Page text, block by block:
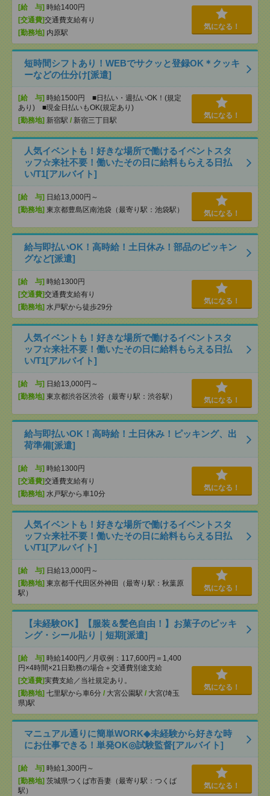
[給 与] 時給1400円
[交通費]交通費支給有り
[勤務地] 内原駅
気になる！
短時間シフトあり！WEBでサクッと登録OK＊クッキ
ーなどの仕分け[派遣]
[給 与] 時給1500円 ■日払い・週払いOK！(規定
あり) ■現金日払いもOK(規定あり)
[勤務地] 新宿駅 / 新宿三丁目駅
気になる！
人気イベントも！好きな場所で働けるイベントスタ
ッフ☆来社不要！働いたその日に給料もらえる日払
い/T1[アルバイト]
[給 与] 日給13,000円～
[勤務地] 東京都豊島区南池袋（最寄り駅：池袋駅） 気になる！
給与即払いOK！高時給！土日休み！部品のピッキン
グなど[派遣]
[給 与] 時給1300円
[交通費]交通費支給有り
[勤務地] 水戸駅から徒歩29分
気になる！
人気イベントも！好きな場所で働けるイベントスタ
ッフ☆来社不要！働いたその日に給料もらえる日払
い/T1[アルバイト]
[給 与] 日給13,000円～
[勤務地] 東京都渋谷区渋谷（最寄り駅：渋谷駅） 気になる！
給与即払いOK！高時給！土日休み！ピッキング、出
荷準備[派遣]
[給 与] 時給1300円
[交通費]交通費支給有り
[勤務地] 水戸駅から車10分
気になる！
人気イベントも！好きな場所で働けるイベントスタ
ッフ☆来社不要！働いたその日に給料もらえる日払
い/T1[アルバイト]
[給 与] 日給13,000円～
[勤務地] 東京都千代田区外神田（最寄り駅：秋葉原
駅）
気になる！
【未経験OK】【服装＆髪色自由！】お菓子のピッキ
ング・シール貼り｜短期[派遣]
[給 与] 時給1400円／月収例：117,600円＝1,400
円×4時間×21日勤務の場合＋交通費別途支給
[交通費]実費支給／当社規定あり。
[勤務地] 七里駅から車6分 / 大宮公園駅 / 大宮(埼玉
県)駅
気になる！
マニュアル通りに簡単WORK◆未経験から好きな時
にお仕事できる！単発OK◎試験監督[アルバイト]
[給 与] 時給1,300円～
[勤務地] 茨城県つくば市吾妻（最寄り駅：つくば
駅）
気になる！